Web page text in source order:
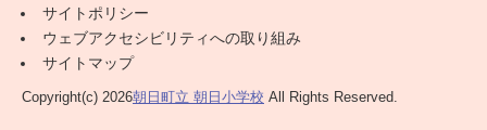
サイトポリシー
ウェブアクセシビリティへの取り組み
サイトマップ
Copyright(c) 2026朝日町立 朝日小学校 All Rights Reserved.